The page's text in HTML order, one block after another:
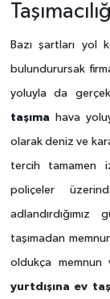
Bazı şartları yol
bulundurursak
yoluyla da
taşıma hava
olarak deniz ve
tercih tamamen
poliçeler
taşımadan
oldukça
yurtdışına ev